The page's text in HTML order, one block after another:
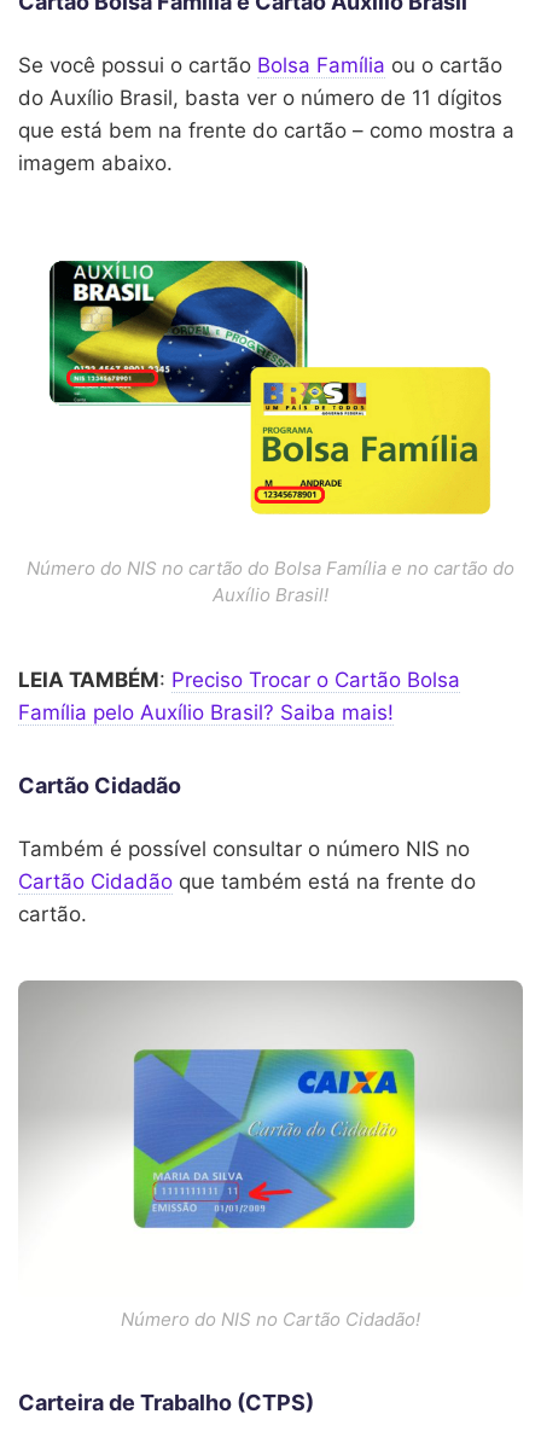
Se você possui o cartão Bolsa Família ou o cartão
do Auxílio Brasil, basta ver o número de 11 dígitos
que está bem na frente do cartão – como mostra a
imagem abaixo.
Número do NIS no cartão do Bolsa Família e no cartão do
Auxílio Brasil!
LEIA TAMBÉM: Preciso Trocar o Cartão Bolsa
Família pelo Auxílio Brasil? Saiba mais!
Cartão Cidadão
Também é possível consultar o número NIS no
Cartão Cidadão que também está na frente do
cartão.
Número do NIS no Cartão Cidadão!
Carteira de Trabalho (CTPS)